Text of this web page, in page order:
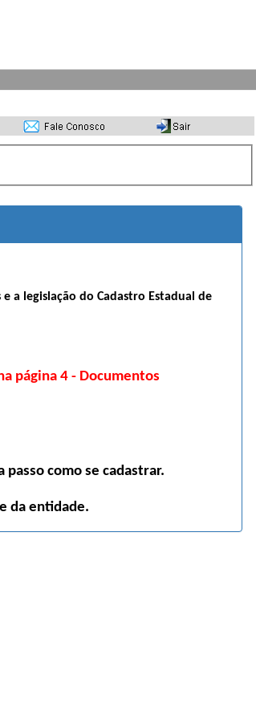
a legislação do Cadastro Estadual de
página 4 - Documentos
como se cadastrar.
da entidade.